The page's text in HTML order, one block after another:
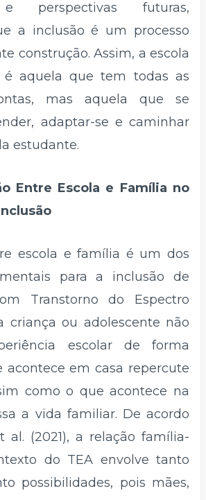
perspectivas futuras,
a inclusão é um processo
construção. Assim, a escola
é aquela que tem todas as
mas aquela que se
adaptar-se e caminhar
estudante.
Entre Escola e Família no
escola e família é um dos
para a inclusão de
Transtorno do Espectro
criança ou adolescente não
escolar de forma
acontece em casa repercute
como o que acontece na
a vida familiar. De acordo
al. (2021), a relação família-
do TEA envolve tanto
possibilidades, pois mães,